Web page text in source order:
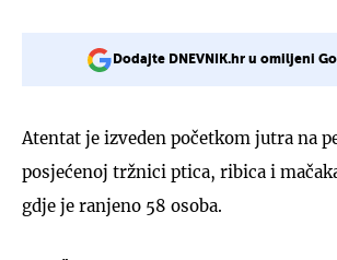
Dodajte DNEVNIK.hr u omiljeni
Atentat je izveden početkom jutra na
posjećenoj tržnici ptica, ribica i
gdje je ranjeno 58 osoba.